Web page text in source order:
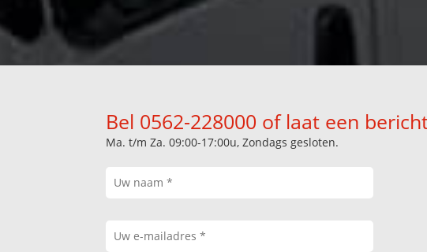
Bel 0562-228000 of laat een
Ma. t/m Za. 09:00-17:00u, Zondags gesloten.